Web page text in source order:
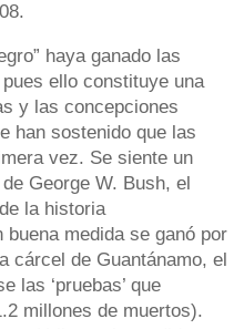
haya ganado las
ello constituye una
y las concepciones
han sostenido que las
vez. Se siente un
George W. Bush, el
la historia
medida se ganó por
cárcel de Guantánamo, el
las ‘pruebas’ que
millones de muertos).